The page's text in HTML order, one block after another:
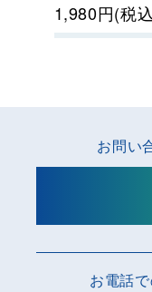
1,980円(税
お電話
お問い